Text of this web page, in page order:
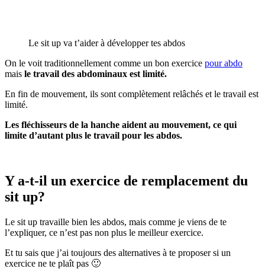
Le sit up va t’aider à développer tes abdos
On le voit traditionnellement comme un bon exercice pour abdo
mais le travail des abdominaux est limité.
En fin de mouvement, ils sont complètement relâchés et le travail est
limité.
Les fléchisseurs de la hanche aident au mouvement, ce qui
limite d’autant plus le travail pour les abdos.
Y a-t-il un exercice de remplacement du
sit up?
Le sit up travaille bien les abdos, mais comme je viens de te
l’expliquer, ce n’est pas non plus le meilleur exercice.
Et tu sais que j’ai toujours des alternatives à te proposer si un
exercice ne te plaît pas 🙂